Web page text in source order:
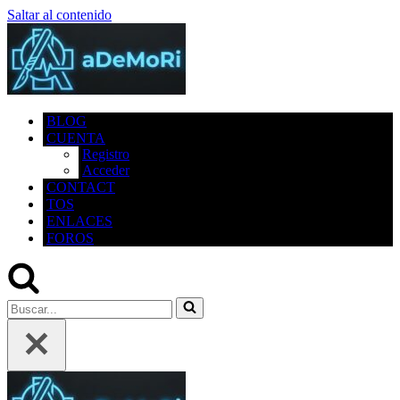
Saltar al contenido
BLOG
CUENTA
Registro
Acceder
CONTACT
TOS
ENLACES
FOROS
Buscar...